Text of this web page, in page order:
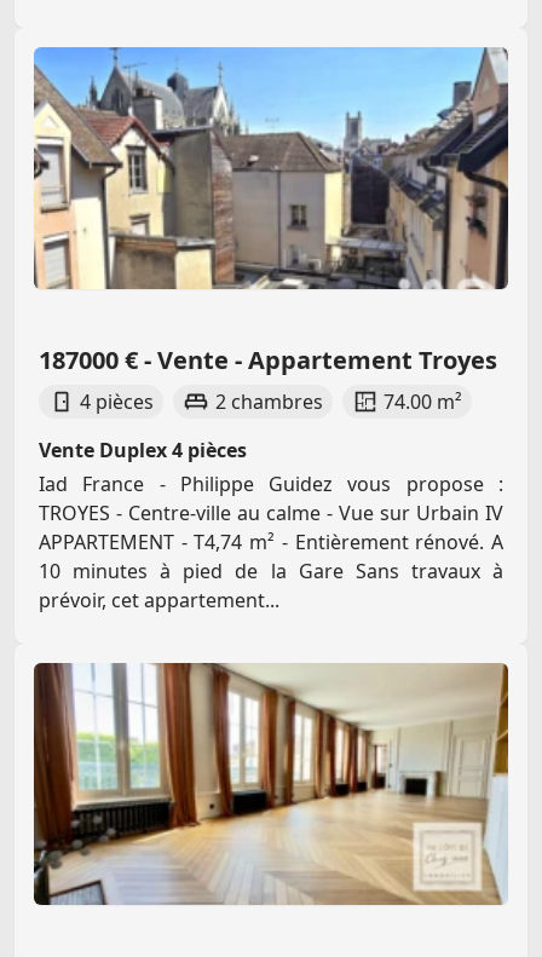
187000 € - Vente - Appartement Troyes
4 pièces 2 chambres
74.00 m²
Vente Duplex 4 pièces
Iad France - Philippe Guidez vous propose :
TROYES - Centre-ville au calme - Vue sur Urbain IV
APPARTEMENT - T4,74 m² - Entièrement rénové. A
10 minutes à pied de la Gare Sans travaux à
prévoir, cet appartement...